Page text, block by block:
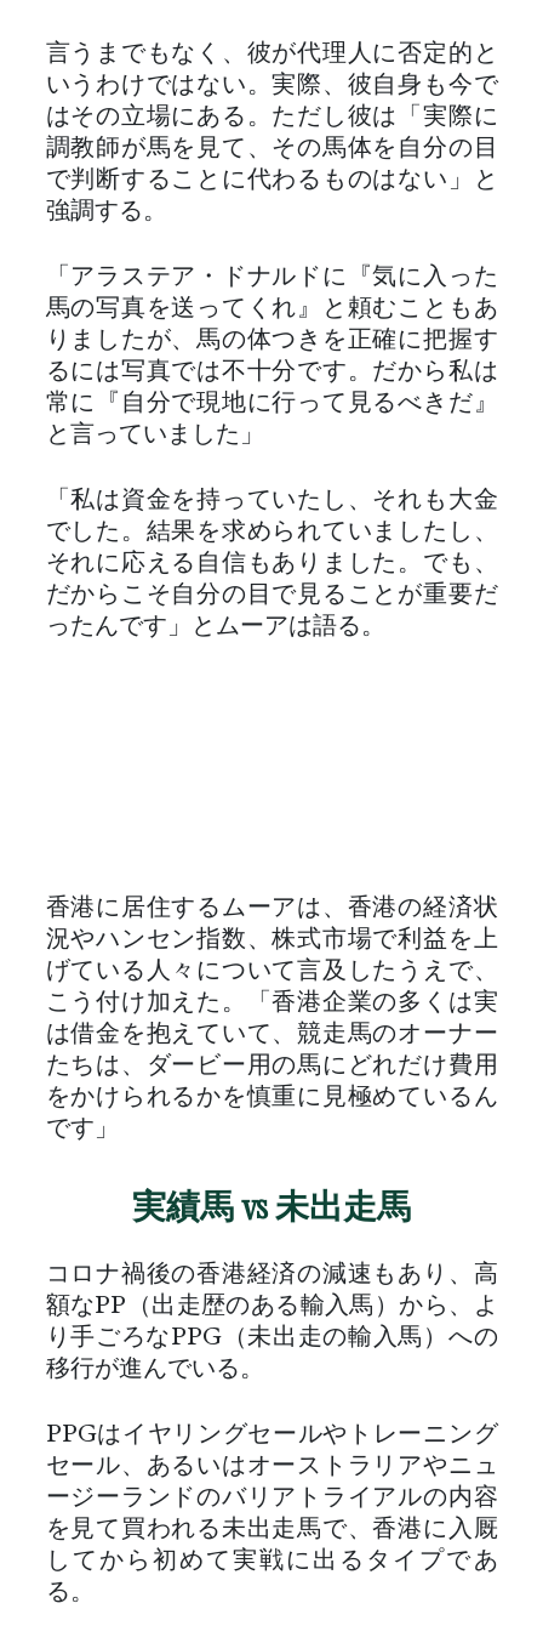
言うまでもなく、彼が代理人に否定的と
いうわけではない。実際、彼自身も今で
はその立場にある。ただし彼は「実際に
調教師が馬を見て、その馬体を自分の目
で判断することに代わるものはない」と
強調する。
「アラステア・ドナルドに『気に入った
馬の写真を送ってくれ』と頼むこともあ
りましたが、馬の体つきを正確に把握す
るには写真では不十分です。だから私は
常に『自分で現地に行って見るべきだ』
と言っていました」
「私は資金を持っていたし、それも大金
でした。結果を求められていましたし、
それに応える自信もありました。でも、
だからこそ自分の目で見ることが重要だ
ったんです」とムーアは語る。
香港に居住するムーアは、香港の経済状
況やハンセン指数、株式市場で利益を上
げている人々について言及したうえで、
こう付け加えた。「香港企業の多くは実
は借金を抱えていて、競走馬のオーナー
たちは、ダービー用の馬にどれだけ費用
をかけられるかを慎重に見極めているん
です」
実績馬 vs 未出走馬
コロナ禍後の香港経済の減速もあり、高
額なPP（出走歴のある輸入馬）から、よ
り手ごろなPPG（未出走の輸入馬）への
移行が進んでいる。
PPGはイヤリングセールやトレーニング
セール、あるいはオーストラリアやニュ
ージーランドのバリアトライアルの内容
を見て買われる未出走馬で、香港に入厩
してから初めて実戦に出るタイプであ
る。